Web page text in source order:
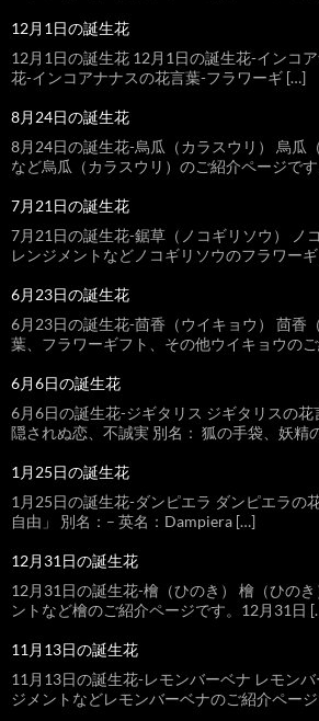
12月1日の誕生花
12月1日の誕生花 12月1日の誕生花-インコ
花-インコアナナスの花言葉-フラワーギ […]
8月24日の誕生花
8月24日の誕生花-烏瓜（カラスウリ） 烏瓜
など烏瓜（カラスウリ）のご紹介ページで
7月21日の誕生花
7月21日の誕生花-鋸草（ノコギリソウ） ノ
レンジメントなどノコギリソウのフラワー
6月23日の誕生花
6月23日の誕生花-茴香（ウイキョウ） 茴香
葉、フラワーギフト、その他ウイキョウの
6月6日の誕生花
6月6日の誕生花-ジギタリス ジギタリスの花
隠されぬ恋、不誠実 別名： 狐の手袋、妖精
1月25日の誕生花
1月25日の誕生花-ダンピエラ ダンピエラの
自由」 別名：– 英名：Dampiera […]
12月31日の誕生花
12月31日の誕生花-檜（ひのき） 檜（ひの
ントなど檜のご紹介ページです。12月31日
11月13日の誕生花
11月13日の誕生花-レモンバーベナ レモン
ジメントなどレモンバーベナのご紹介ペー